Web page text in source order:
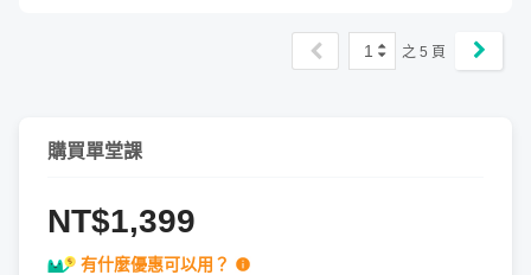
念，開闢企業、投資、金融、政治、科技等不同領域的重量
財經專家謝金河等輪流執筆，為讀者從政經趨勢中，找到長
期穩健的投資機會。
1 之 5 頁
購買單堂課
NT$1,399
有什麼優惠可以用？